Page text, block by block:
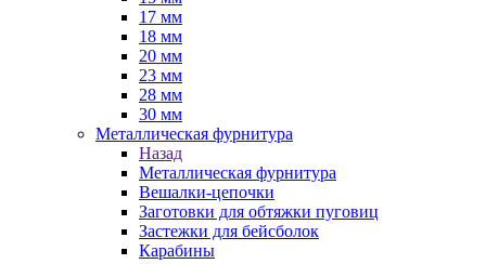
17 мм
18 мм
20 мм
23 мм
28 мм
30 мм
Металлическая фурнитура
Назад
Металлическая фурнитура
Вешалки-цепочки
Заготовки для обтяжки пуговиц
Застежки для бейсболок
Карабины